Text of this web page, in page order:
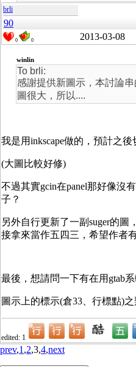
brli
90
0 0 2013-03-08
winlin
To brli:
感謝提供新圖示，本討論
圖很大，所以....
我是用inkscape做的，預計之
(大圖比較好修)
不過其實gcin在panel那好像沒
子？
另外自行更新了一副suger的
接拿來當作五四三，希望作者
最後，想請問一下有在用gtab
圖示上的標示(倉33、行標點)
edited: 1
prev,1,2,3,4,next